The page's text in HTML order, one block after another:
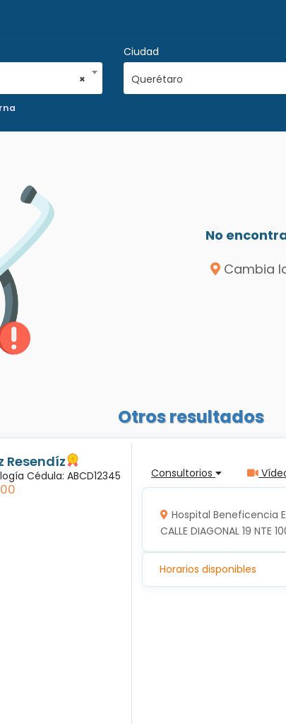
×
Ciudad
Querétaro
No
Cambia
Otros resultados
Resendíz
Cédula: ABCD12345 Consultorios
Hospital Beneficencia
CALLE DIAGONAL 19 NTE
Horarios disponibles